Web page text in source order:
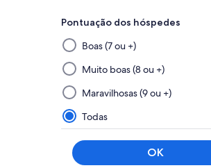
Pontuação dos hóspedes
Selecionar
e
aplicar
um
filtro
deste
grupo
vai
atualizar
Boas (7 ou +)
Muito boas (8 ou +)
Maravilhosas (9 ou +)
Todas
OK